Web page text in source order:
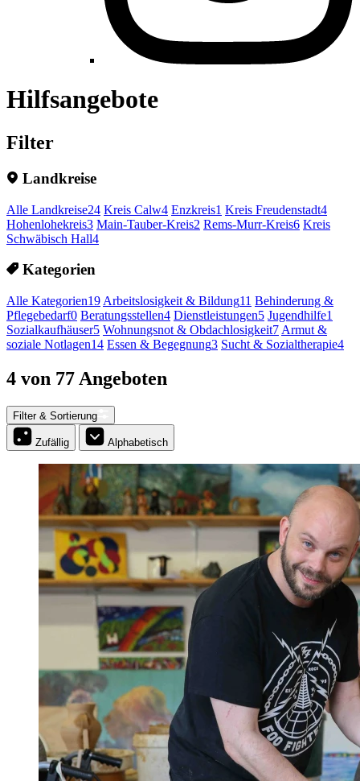
Hilfsangebote
Filter
Landkreise
Alle Landkreise24 Kreis Calw4 Enzkreis1 Kreis Freudenstadt4
Hohenlohekreis3 Main-Tauber-Kreis2 Rems-Murr-Kreis6 Kreis
Schwäbisch Hall4
Kategorien
Alle Kategorien19 Arbeitslosigkeit & Bildung11 Behinderung &
Pflegebedarf0 Beratungsstellen4 Dienstleistungen5 Jugendhilfe1
Sozialkaufhäuser5 Wohnungsnot & Obdachlosigkeit7 Armut &
soziale Notlagen14 Essen & Begegnung3 Sucht & Sozialtherapie4
4 von 77 Angeboten
Filter & Sortierung
Zufällig Alphabetisch